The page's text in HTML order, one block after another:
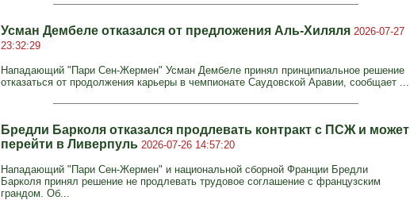
Усман Дембеле отказался от предложения Аль-Хиляля 2026-07-27
23:32:29
Нападающий "Пари Сен-Жермен" Усман Дембеле принял принципиальное решение
отказаться от продолжения карьеры в чемпионате Саудовской Аравии, сообщает ...
Бредли Барколя отказался продлевать контракт с ПСЖ и может
перейти в Ливерпуль 2026-07-26 14:57:20
Нападающий "Пари Сен-Жермен" и национальной сборной Франции Бредли
Барколя принял решение не продлевать трудовое соглашение с французским
грандом. Об...